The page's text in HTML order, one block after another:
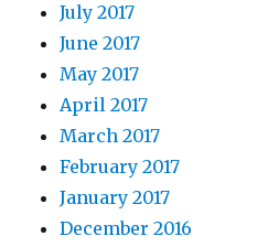
July 2017
June 2017
May 2017
April 2017
March 2017
February 2017
January 2017
December 2016